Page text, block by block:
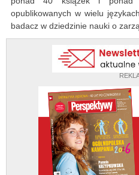
opublikowanych w wielu
badacz w dziedzinie nauki o